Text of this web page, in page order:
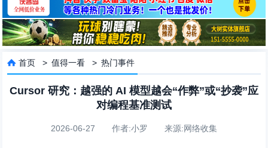
 首页 >值得一看 >热门事件
Cursor 研究：越强的 AI 模型越会“作弊”或“抄袭”应
对编程基准测试
2026-06-27 作者:小罗 来源:网络收集